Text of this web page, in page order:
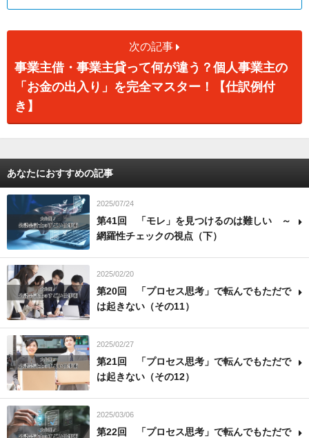
次の記事
事業主借・事業主貸って何が違う？個人事業主の
「お金の出入り」を完全マスター！【仕訳例付
き】
あなたにおすすめの記事
2025/07/24
第41回 「モレ」を見つけるのは難しい ～
網羅性チェックの視点（下）
2025/02/20
第20回 「プロセス思考」で転んでもただで
は起きない（その11）
2025/02/27
第21回 「プロセス思考」で転んでもただで
は起きない（その12）
2025/03/06
第22回 「プロセス思考」で転んでもただで